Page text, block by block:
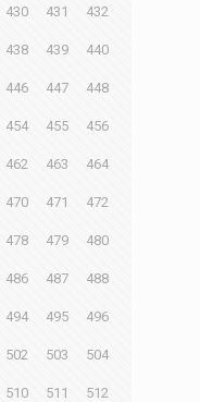
430 431 432
438 439 440
446 447 448
454 455 456
462 463 464
470 471 472
478 479 480
486 487 488
494 495 496
502 503 504
510 511 512